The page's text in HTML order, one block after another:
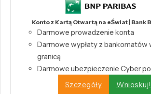
Konto z Kartą Otwartą na eŚwiat | Bank
Darmowe prowadzenie konta
Darmowe wypłaty z bankomatów
granicą
Darmowe ubezpieczenie Cyber
Szczegóły
Wnioskuj!